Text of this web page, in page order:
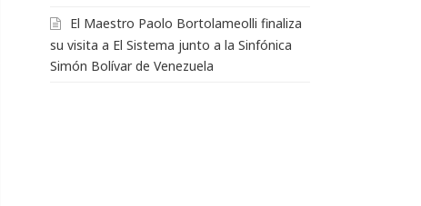
El Maestro Paolo Bortolameolli finaliza
su visita a El Sistema junto a la Sinfónica
Simón Bolívar de Venezuela